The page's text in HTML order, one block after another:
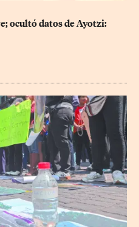
ocultó datos de Ayotzi: